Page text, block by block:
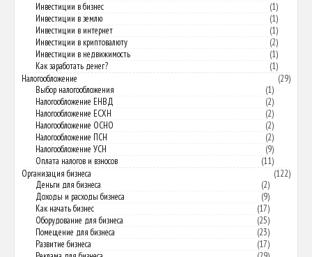
Инвестиции в бизнес
(1)
Инвестиции в землю
(1)
Инвестиции в интернет
(1)
Инвестиции в криптовалюту
(2)
Инвестиции в недвижимость
(1)
Как заработать денег?
(1)
Налогообложение
(29)
Выбор налогообложения
(1)
Налогообложение ЕНВД
(2)
Налогообложение ЕСХН
(2)
Налогообложение ОСНО
(2)
Налогообложение ПСН
(2)
Налогообложение УСН
(9)
Оплата налогов и взносов
(11)
Организация бизнеса
(122)
Деньги для бизнеса
(2)
Доходы и расходы бизнеса
(9)
Как начать бизнес
(17)
Оборудование для бизнеса
(25)
Помещение для бизнеса
(23)
Развитие бизнеса
(17)